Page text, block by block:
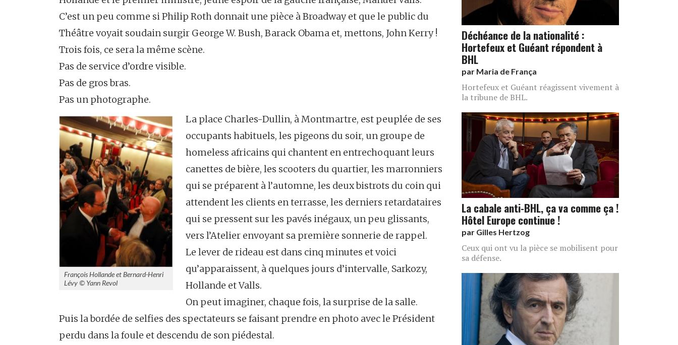
C’est un peu comme si Philip Roth donnait une pièce à Broadway et que le public du
Théâtre voyait soudain surgir George W. Bush, Barack Obama et, mettons, John Kerry !
Trois fois, ce sera la même scène.
Pas de service d’ordre visible.
Pas de gros bras.
Pas un photographe.
François Hollande et Bernard-Henri
Lévy © Yann Revol
La place Charles-Dullin, à Montmartre, est peuplée de ses
occupants habituels, les pigeons du soir, un groupe de
homeless africains qui chantent en entrechoquant leurs
canettes de bière, les scooters du quartier, les marronniers
qui se préparent à l’automne, les deux bistrots du coin qui
attendent les clients en terrasse, les derniers retardataires
qui se pressent sur les pavés inégaux, un peu glissants,
vers l’Atelier envoyant sa première sonnerie de rappel.
Le lever de rideau est dans cinq minutes et voici
qu’apparaissent, à quelques jours d’intervalle, Sarkozy,
Hollande et Valls.
On peut imaginer, chaque fois, la surprise de la salle.
Puis la bordée de selfies des spectateurs se faisant prendre en photo avec le Président
perdu dans la foule et descendu de son piédestal.
Déchéance de la nationalité :
Hortefeux et Guéant répondent à
BHL
par Maria de França
Hortefeux et Guéant réagissent vivement à
la tribune de BHL.
La cabale anti-BHL, ça va comme ça !
Hôtel Europe continue !
par Gilles Hertzog
Ceux qui ont vu la pièce se mobilisent pour
sa défense.